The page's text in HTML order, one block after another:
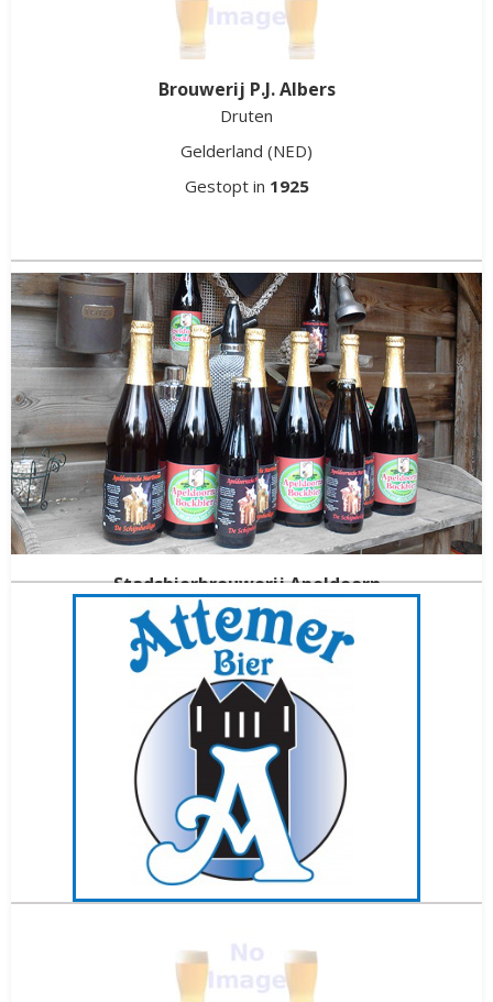
Brouwerij P.J. Albers
Druten
Gelderland (NED)
Gestopt in 1925
Stadsbierbrouwerij Apeldoorn
Apeldoorn
Gelderland (NED)
Gestopt in2018
Hattem
Gelderland (NED)